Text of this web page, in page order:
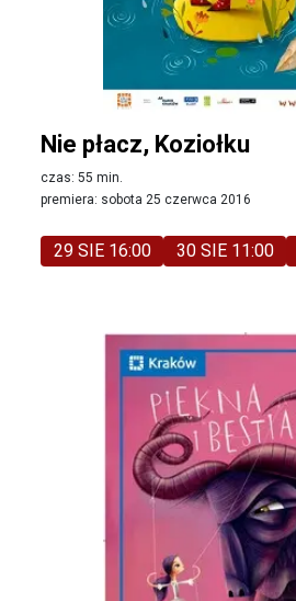
Nie płacz, Koziołku
czas: 55 min.
premiera: sobota 25 czerwca 2016
29 SIE 16:00 30 SIE 11:00